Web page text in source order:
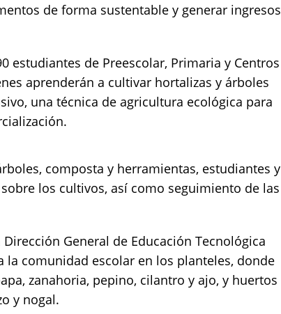
de forma sustentable y generar ingresos
estudiantes de Preescolar, Primaria y Centros
aprenderán a cultivar hortalizas y árboles
una técnica de agricultura ecológica para
composta y herramientas, estudiantes y
los cultivos, así como seguimiento de las
General de Educación Tecnológica
la comunidad escolar en los planteles, donde
zanahoria, pepino, cilantro y ajo, y huertos
y nogal.